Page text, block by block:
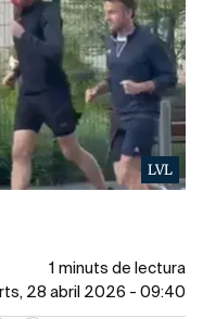
LVL
1 minuts de lectura
28 abril 2026 - 09:40